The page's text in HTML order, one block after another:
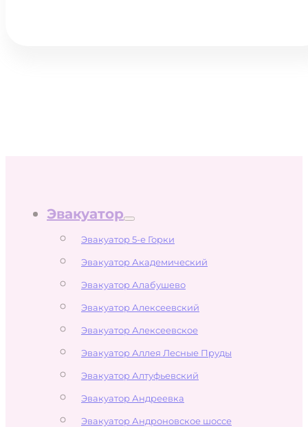
Эвакуатор
Эвакуатор 5-е Горки
Эвакуатор Академический
Эвакуатор Алабушево
Эвакуатор Алексеевский
Эвакуатор Алексеевское
Эвакуатор Аллея Лесные Пруды
Эвакуатор Алтуфьевский
Эвакуатор Андреевка
Эвакуатор Андроновское шоссе